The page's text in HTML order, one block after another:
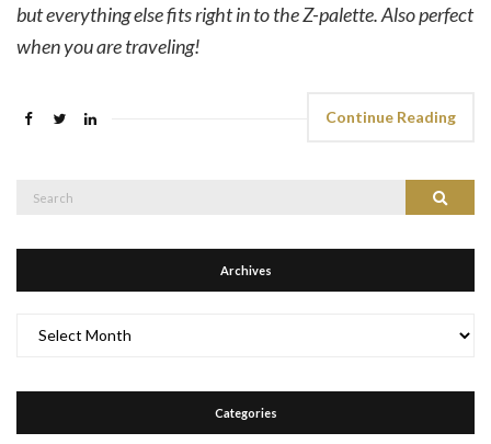
but everything else fits right in to the Z-palette. Also perfect
when you are traveling!
Continue Reading
Search
Archives
Categories